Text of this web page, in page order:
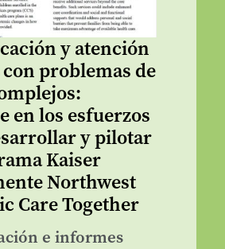
y atención
problemas de
en los esfuerzos
y pilotar
Kaiser
Northwest
Care Together
e informes